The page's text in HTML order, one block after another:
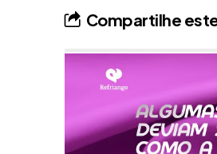
Compartilhe